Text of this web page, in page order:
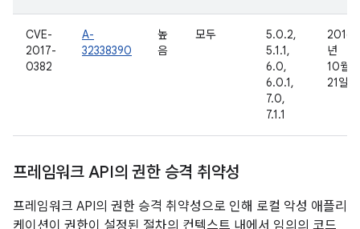
CVE-
2017-
0382
A-
32338390
높
음
모두
5.0.2,
5.1.1,
6.0,
6.0.1,
7.0,
7.1.1
2016
년
10월
21일
프레임워크 API의 권한 승격 취약성
프레임워크 API의 권한 승격 취약성으로 인해 로컬 악성 애플리
케이션이 권한이 설정된 절차의 컨텍스트 내에서 임의의 코드